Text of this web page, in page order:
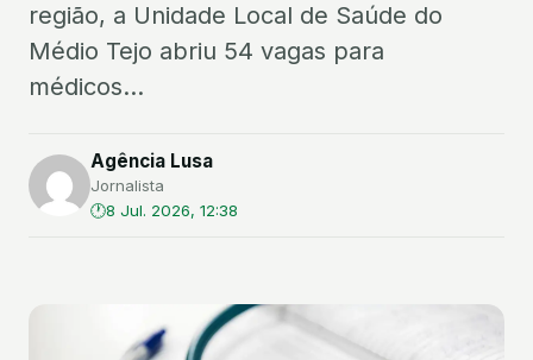
região, a Unidade Local de Saúde do
Médio Tejo abriu 54 vagas para
médicos...
Agência Lusa
Jornalista
8 Jul. 2026, 12:38